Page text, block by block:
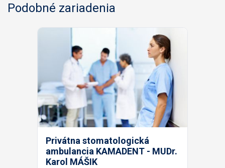
Podobné zariadenia
Privátna stomatologická
ambulancia KAMADENT - MUDr.
Karol MÁŠIK